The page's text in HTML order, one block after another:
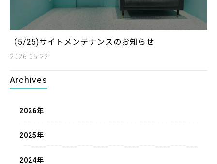
（5/25)サイトメンテナンスのお知らせ
2026.05.22
Archives
2026年
2025年
2024年